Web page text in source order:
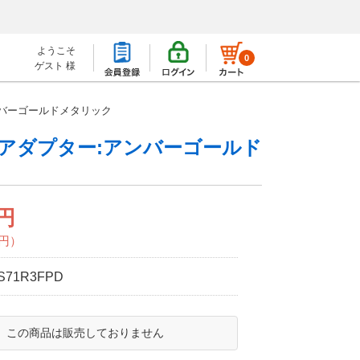
ようこそ
ゲスト 様
0
ーゴールドメタリック
ダプター:アンバーゴールド
）
この商品は販売しておりません